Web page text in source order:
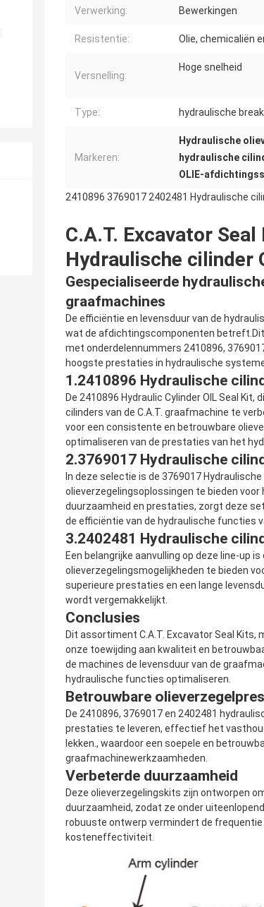
Verwerking: Bewerkingen
Resistentie: Olie, chemicaliën
Versnelling:
Hoge snelheid
Type: hydraulische
Markeren:
Hydraulische
hydraulische
OLIE-
2410896 3769017 2402481 Hydraulische
C.A.T. Excavator
Hydraulische cilinder
Gespecialiseerde
graafmachines
De efficiëntie en levensduur van de
wat de afdichtingscomponenten
met onderdelennummers 2410896,
hoogste prestaties in hydraulische
1.2410896 Hydraulische
De 2410896 Hydraulic Cylinder OIL Seal
cilinders van de C.A.T. graafmachine te
voor een consistente en betrouwbare
optimaliseren van de prestaties van het
2.3769017 Hydraulische
In deze selectie is de 3769017
olieverzegelingsoplossingen te bieden
duurzaamheid en prestaties, zorgt deze
de efficiëntie van de hydraulische functies
3.2402481 Hydraulische
Een belangrijke aanvulling op deze line-up
olieverzegelingsmogelijkheden te bieden
superieure prestaties en een lange
wordt vergemakkelijkt.
Conclusies
Dit assortiment C.A.T. Excavator Seal Kits,
onze toewijding aan kwaliteit en
de machines de levensduur van de
hydraulische functies optimaliseren.
Betrouwbare
De 2410896, 3769017 en 2402481
prestaties te leveren, effectief het
lekken., waardoor een soepele en
graafmachinewerkzaamheden.
Verbeterde duurzaamheid
Deze olieverzegelingskits zijn ontworpen
duurzaamheid, zodat ze onder
robuuste ontwerp vermindert de
kosteneffectiviteit.